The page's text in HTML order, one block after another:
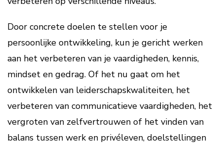
Door concrete doelen te stellen voor je
persoonlijke ontwikkeling, kun je gericht werken
aan het verbeteren van je vaardigheden, kennis,
mindset en gedrag. Of het nu gaat om het
ontwikkelen van leiderschapskwaliteiten, het
verbeteren van communicatieve vaardigheden, het
vergroten van zelfvertrouwen of het vinden van
balans tussen werk en privéleven, doelstellingen